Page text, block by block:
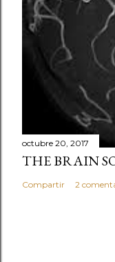
octubre 20, 2017
THE BRAIN
Compartir 2